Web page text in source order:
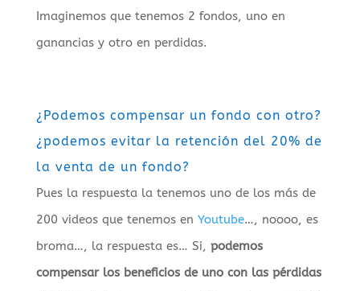
Imaginemos que tenemos 2 fondos, uno en
ganancias y otro en perdidas.
¿Podemos compensar un fondo con otro?
¿podemos evitar la retención del 20% de
la venta de un fondo?
Pues la respuesta la tenemos uno de los más de
200 videos que tenemos en Youtube…, noooo, es
broma…, la respuesta es… Si, podemos
compensar los beneficios de uno con las pérdidas